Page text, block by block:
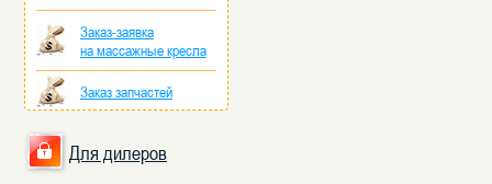
Заказ-заявка
на массажные кресла
Заказ запчастей
Для дилеров